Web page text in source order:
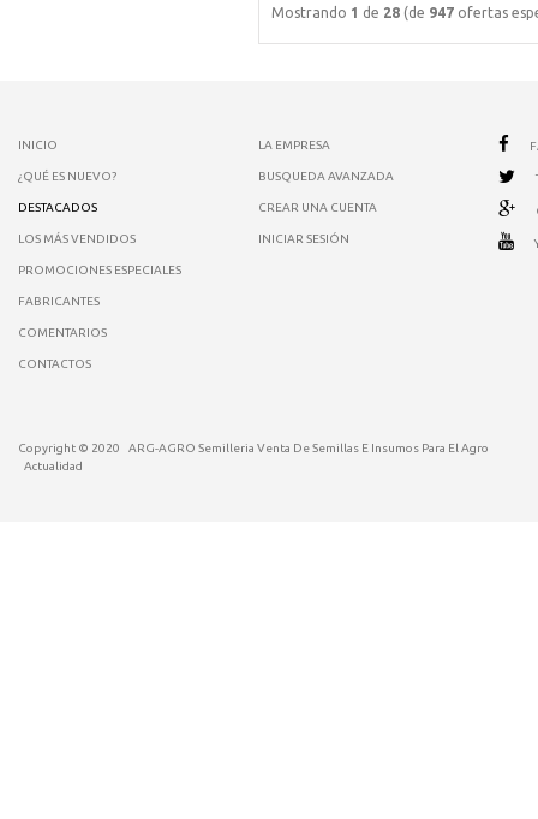
Mostrando 1 de 28 (de 947 ofertas
INICIO
¿QUÉ ES NUEVO?
DESTACADOS
LOS MÁS VENDIDOS
PROMOCIONES ESPECIALES
FABRICANTES
COMENTARIOS
CONTACTOS
LA EMPRESA
BUSQUEDA AVANZADA
CREAR UNA CUENTA
INICIAR SESIÓN
Copyright © 2020
ARG-AGRO Semilleria Venta De Semillas E Insumos Para El Agro
Actualidad